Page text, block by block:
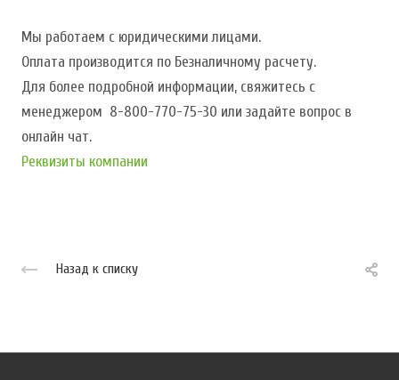
Мы работаем с юридическими лицами.
Оплата производится по Безналичному расчету.
Для более подробной информации, свяжитесь с
менеджером 8-800-770-75-30 или задайте вопрос в
онлайн чат.
Реквизиты компании
Назад к списку